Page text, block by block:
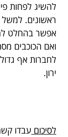
להשיג לפחות
אפשר בהחלט
ואם הכוכבים
לחברות אף
ירון.
לסיכום עבדו